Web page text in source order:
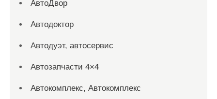
АвтоДвор
Автодоктор
Автодуэт, автосервис
Автозапчасти 4×4
Автокомплекс, Автокомплекс